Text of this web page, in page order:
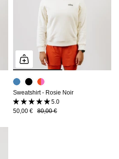
Sweatshirt - Rosie Noir
5.0 (3 avis)
50,00 € 80,00 €